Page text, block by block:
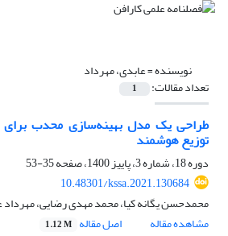
نویسنده =عابدی، مهرداد
تعداد مقالات: 1
طراحی یک مدل بهینه‌سازی محدب
توزیع هوشمند
دوره 18، شماره 3، پاییز 1400، صفحه
35-53
10.48301/kssa.2021.130684
محمدحسن یگانه کیا، محمد مهدی رضایی، مهرداد
مشاهده مقاله
اصل مقاله 1.12 M